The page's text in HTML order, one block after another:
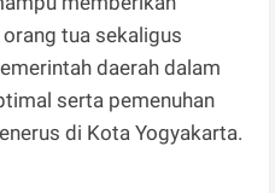
tua sekaligus
daerah dalam
serta pemenuhan
di Kota Yogyakarta.